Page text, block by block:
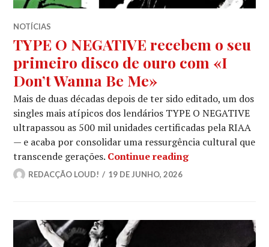
NOTÍCIAS
TYPE O NEGATIVE recebem o seu
primeiro disco de ouro com «I
Don’t Wanna Be Me»
Mais de duas décadas depois de ter sido editado, um dos
singles mais atípicos dos lendários TYPE O NEGATIVE
ultrapassou as 500 mil unidades certificadas pela RIAA
— e acaba por consolidar uma ressurgência cultural que
transcende gerações. Continue readingTYPE O
REDACÇÃO LOUD! 19 DE JUNHO, 2026